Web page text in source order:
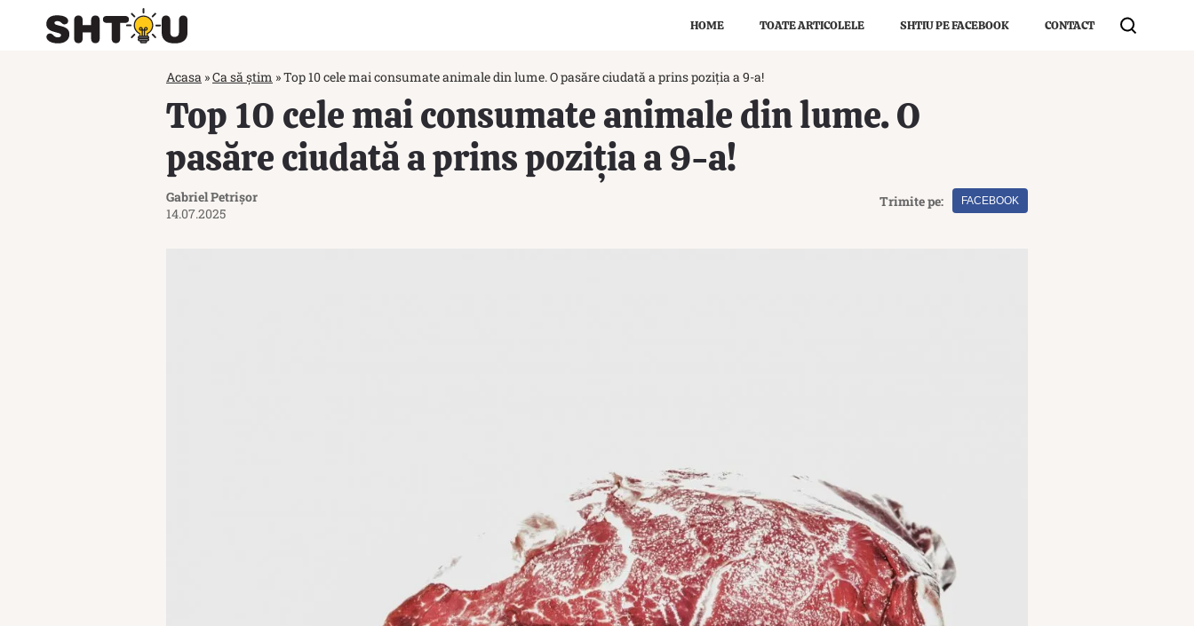
HOME TOATE ARTICOLELE SHTIU PE FACEBOOK CONTACT
Acasa »Ca să știm »Top 10 cele mai consumate animale din lume. O pasăre ciudată a prins poziția a 9-a!
Top 10 cele mai consumate animale din lume. O
pasăre ciudată a prins poziția a 9-a!
Gabriel Petrișor
14.07.2025
Trimite pe: FACEBOOK